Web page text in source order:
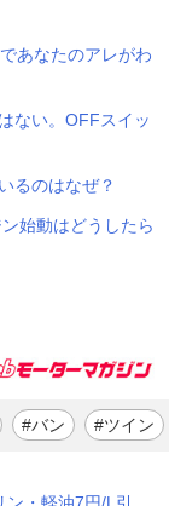
あなたのアレがわ
ない。OFFスイッ
るのはなぜ？
始動はどうしたら
#バン #ツイン
・軽油7円/L引